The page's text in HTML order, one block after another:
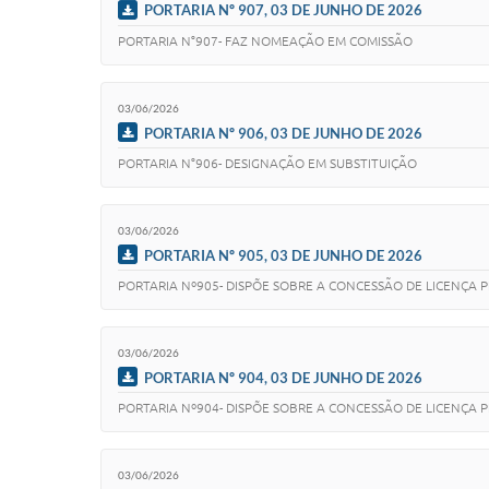
PORTARIA Nº 907, 03 DE JUNHO DE 2026
PORTARIA N°907- FAZ NOMEAÇÃO EM COMISSÃO
03/06/2026
PORTARIA Nº 906, 03 DE JUNHO DE 2026
PORTARIA N°906- DESIGNAÇÃO EM SUBSTITUIÇÃO
03/06/2026
PORTARIA Nº 905, 03 DE JUNHO DE 2026
PORTARIA Nº905- DISPÕE SOBRE A CONCESSÃO DE LICENÇA
03/06/2026
PORTARIA Nº 904, 03 DE JUNHO DE 2026
PORTARIA Nº904- DISPÕE SOBRE A CONCESSÃO DE LICENÇA
03/06/2026